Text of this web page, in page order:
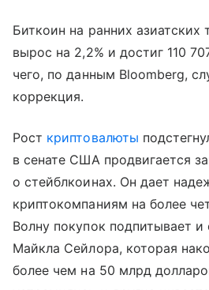
Биткоин на ранних азиатских
вырос на 2,2% и достиг 110
чего, по данным Bloomberg,
коррекция.
Рост криптовалюты
в сенате США продвигается
о стейблкоинах. Он дает
криптокомпаниям на более
Волну покупок подпитывает и
Майкла Сейлора, которая
более чем на 50 млрд